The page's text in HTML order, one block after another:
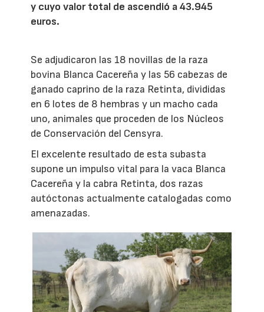
y cuyo valor total de ascendió a 43.945
euros.
Se adjudicaron las 18 novillas de la raza
bovina Blanca Cacereña y las 56 cabezas de
ganado caprino de la raza Retinta, divididas
en 6 lotes de 8 hembras y un macho cada
uno, animales que proceden de los Núcleos
de Conservación del Censyra.
El excelente resultado de esta subasta
supone un impulso vital para la vaca Blanca
Cacereña y la cabra Retinta, dos razas
autóctonas actualmente catalogadas como
amenazadas.